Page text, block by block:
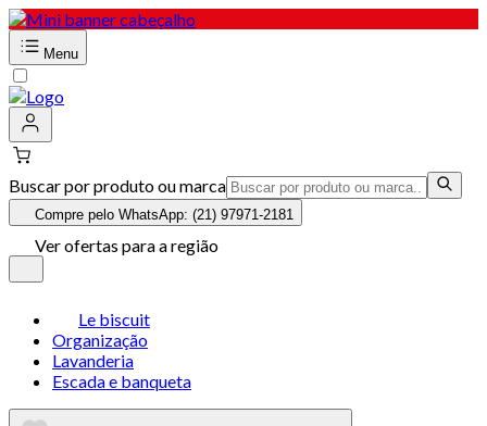
Menu
Buscar por produto ou marca
Compre pelo WhatsApp: (21) 97971-2181
Ver ofertas para a região
Le biscuit
Organização
Lavanderia
Escada e banqueta